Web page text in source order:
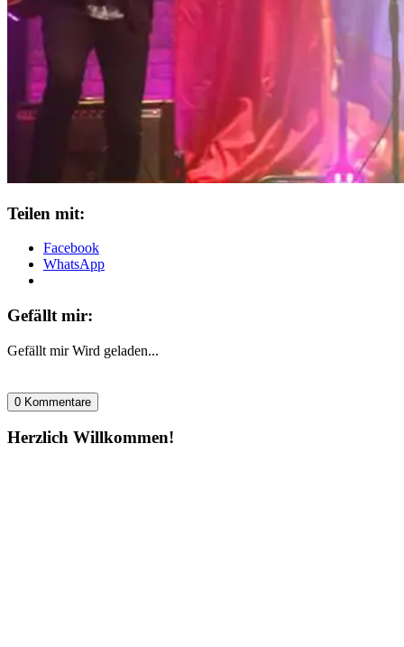
Teilen mit:
Facebook
WhatsApp
Gefällt mir:
Gefällt mir Wird geladen...
0 Kommentare
Herzlich Willkommen!